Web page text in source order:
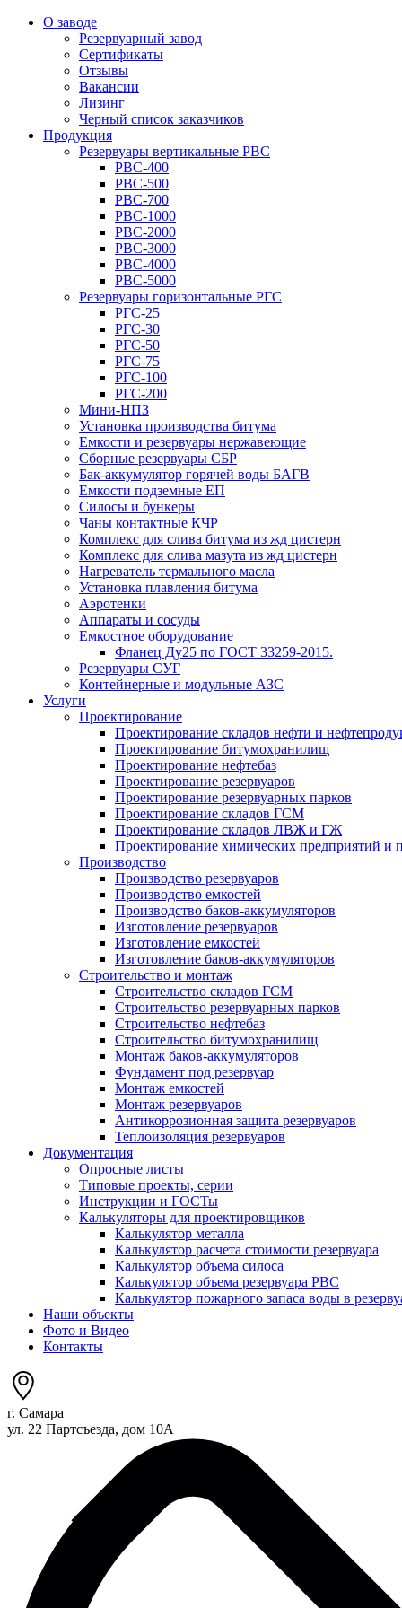
О заводе
Резервуарный завод
Сертификаты
Отзывы
Вакансии
Лизинг
Черный список заказчиков
Продукция
Резервуары вертикальные РВС
РВС-400
РВС-500
РВС-700
РВС-1000
РВС-2000
РВС-3000
РВС-4000
РВС-5000
Резервуары горизонтальные РГС
РГС-25
РГС-30
РГС-50
РГС-75
РГС-100
РГС-200
Мини-НПЗ
Установка производства битума
Емкости и резервуары нержавеющие
Сборные резервуары СБР
Бак-аккумулятор горячей воды БАГВ
Емкости подземные ЕП
Силосы и бункеры
Чаны контактные КЧР
Комплекс для слива битума из жд цистерн
Комплекс для слива мазута из жд цистерн
Нагреватель термального масла
Установка плавления битума
Аэротенки
Аппараты и сосуды
Емкостное оборудование
Фланец Ду25 по ГОСТ 33259-2015.
Резервуары СУГ
Контейнерные и модульные АЗС
Услуги
Проектирование
Проектирование складов нефти и
Проектирование битумохранилищ
Проектирование нефтебаз
Проектирование резервуаров
Проектирование резервуарных парков
Проектирование складов ГСМ
Проектирование складов ЛВЖ и ГЖ
Проектирование химических предприятий и
Производство
Производство резервуаров
Производство емкостей
Производство баков-аккумуляторов
Изготовление резервуаров
Изготовление емкостей
Изготовление баков-аккумуляторов
Строительство и монтаж
Строительство складов ГСМ
Строительство резервуарных парков
Строительство нефтебаз
Строительство битумохранилищ
Монтаж баков-аккумуляторов
Фундамент под резервуар
Монтаж емкостей
Монтаж резервуаров
Антикоррозионная защита резервуаров
Теплоизоляция резервуаров
Документация
Опросные листы
Типовые проекты, серии
Инструкции и ГОСТы
Калькуляторы для проектировщиков
Калькулятор металла
Калькулятор расчета стоимости резервуара
Калькулятор объема силоса
Калькулятор объема резервуара РВС
Калькулятор пожарного запаса воды в
Наши объекты
Фото и Видео
Контакты
г. Самара
ул. 22 Партсъезда, дом 10А